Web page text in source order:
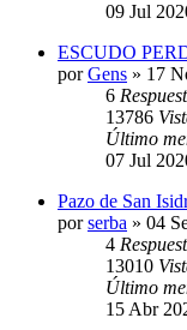
09 Jul
ESCUDO
porGens » 17
6
13786
Último
07 Jul
Pazo de San
porserba » 04
4
13010
Último
15 Abr